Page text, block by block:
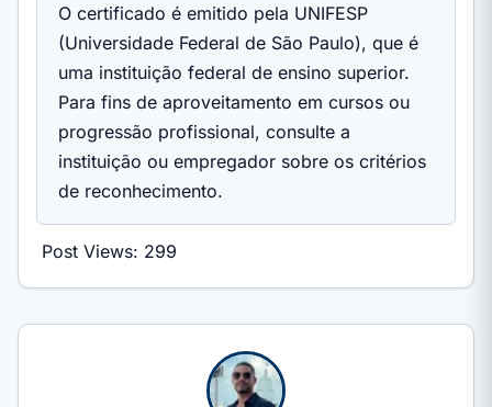
O certificado é emitido pela UNIFESP
(Universidade Federal de São Paulo), que é
uma instituição federal de ensino superior.
Para fins de aproveitamento em cursos ou
progressão profissional, consulte a
instituição ou empregador sobre os critérios
de reconhecimento.
Post Views: 299